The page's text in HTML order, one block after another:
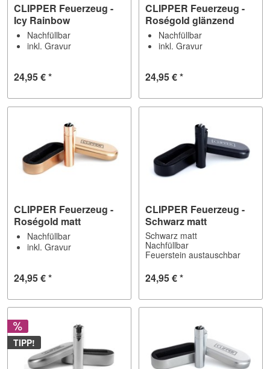
CLIPPER Feuerzeug -
Icy Rainbow
Nachfüllbar
inkl. Gravur
24,95 € *
CLIPPER Feuerzeug -
Roségold glänzend
Nachfüllbar
inkl. Gravur
24,95 € *
CLIPPER Feuerzeug -
Roségold matt
Nachfüllbar
inkl. Gravur
24,95 € *
CLIPPER Feuerzeug -
Schwarz matt
Schwarz matt
Nachfüllbar
Feuerstein austauschbar
24,95 € *
TIPP!